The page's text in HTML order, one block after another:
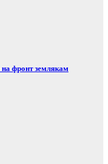
фронт землякам